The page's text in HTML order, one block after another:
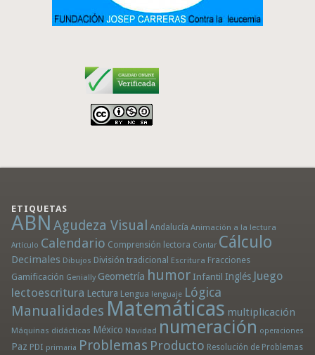
ETIQUETAS
ABN Agudeza Visual Andalucía Animación a la lectura
Artículo Calendario Comprensión lectora Contar Cálculo
Decimales Dibujos División tradicional Escritura Fracciones
Gamificación Genially Geometría humor Infantil Inglés Juego
lectoescritura Lectura Lengua lenguaje Lógica
Manualidades Matemáticas multiplicación
Máquinas didácticas México Navidad numeración operaciones
Paz PDI primaria Problemas Producto Resolución de Problemas